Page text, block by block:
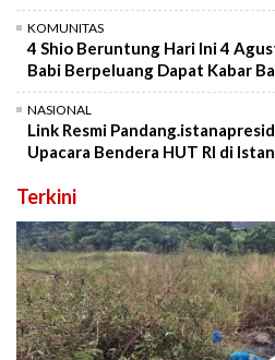
KOMUNITAS
4 Shio Beruntung Hari Ini 4
Babi Berpeluang Dapat Kabar
NASIONAL
Link Resmi
Upacara Bendera HUT RI di
Terkini